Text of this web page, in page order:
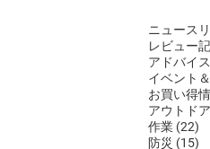
ニュース
レビュー
アドバイス
イベント
お買い得
アウトド
作業 (22)
防災 (15)